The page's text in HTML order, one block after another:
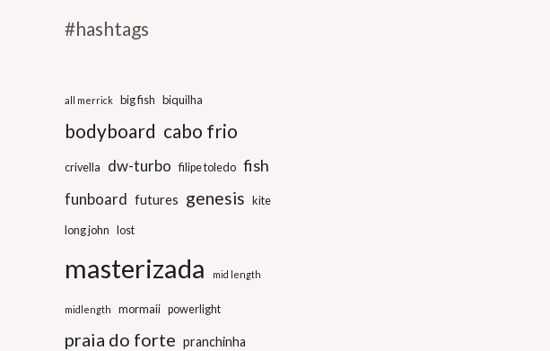
#hashtags
all merrick big fish biquilha
bodyboard cabo frio
crivella dw-turbo filipe toledo fish
funboard futures genesis kite
long john lost
masterizada mid length
midlength mormaii powerlight
praia do forte pranchinha